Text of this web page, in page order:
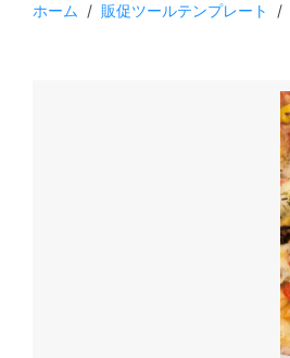
ホーム / 販促ツールテンプレート /